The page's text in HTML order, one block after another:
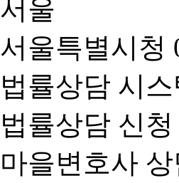
서울특별시청
법률상담 시
법률상담 신
마을변호사